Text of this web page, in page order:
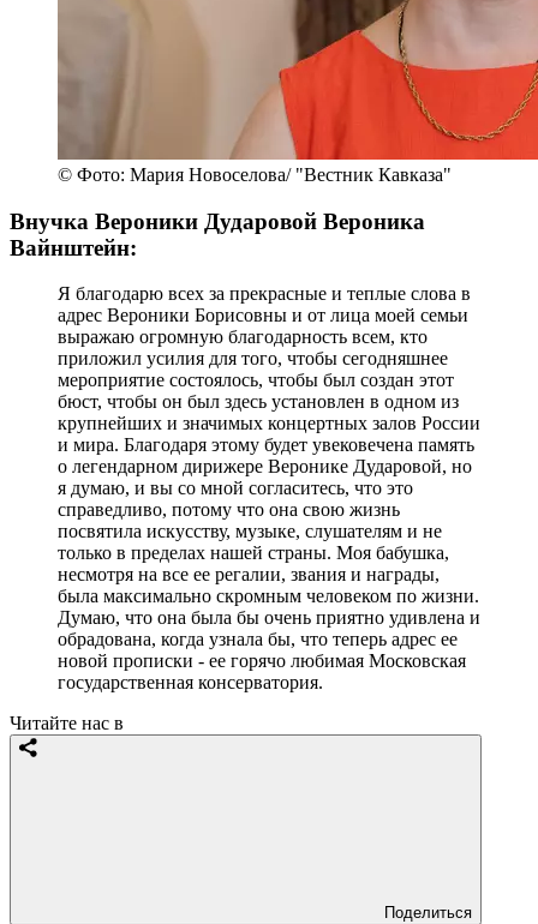
© Фото: Мария Новоселова/ "Вестник Кавказа"
Внучка Вероники Дударовой Вероника
Вайнштейн:
Я благодарю всех за прекрасные и теплые слова в
адрес Вероники Борисовны и от лица моей семьи
выражаю огромную благодарность всем, кто
приложил усилия для того, чтобы сегодняшнее
мероприятие состоялось, чтобы был создан этот
бюст, чтобы он был здесь установлен в одном из
крупнейших и значимых концертных залов России
и мира. Благодаря этому будет увековечена память
о легендарном дирижере Веронике Дударовой, но
я думаю, и вы со мной согласитесь, что это
справедливо, потому что она свою жизнь
посвятила искусству, музыке, слушателям и не
только в пределах нашей страны. Моя бабушка,
несмотря на все ее регалии, звания и награды,
была максимально скромным человеком по жизни.
Думаю, что она была бы очень приятно удивлена и
обрадована, когда узнала бы, что теперь адрес ее
новой прописки - ее горячо любимая Московская
государственная консерватория.
Читайте нас в
Поделиться